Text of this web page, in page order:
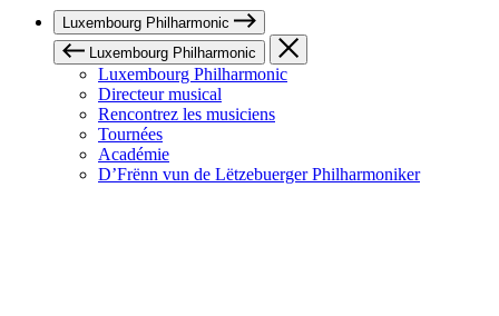
Luxembourg Philharmonic
Luxembourg Philharmonic
Luxembourg Philharmonic
Directeur musical
Rencontrez les musiciens
Tournées
Académie
D’Frënn vun de Lëtzebuerger Philharmoniker